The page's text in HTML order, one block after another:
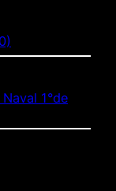
1°de